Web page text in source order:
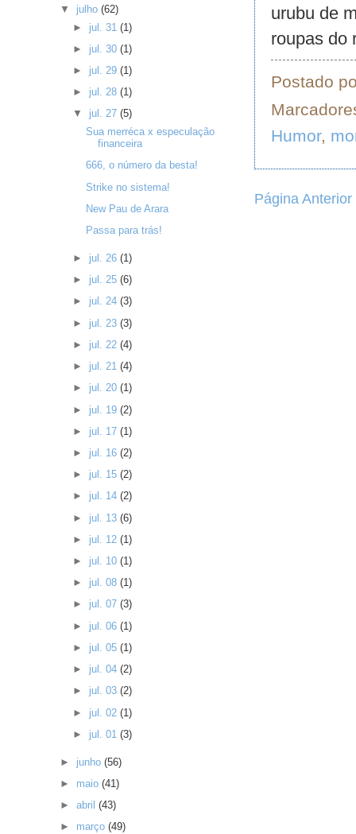
urubu de
roupas do
Postado
Humor,
Página Anterior
▼ julho(62)
► jul. 31 (1)
► jul. 30 (1)
► jul. 29 (1)
► jul. 28 (1)
▼ jul. 27 (5)
Sua merréca x especulação
financeira
666, o número da besta!
Strike no sistema!
New Pau de Arara
Passa para trás!
► jul. 26 (1)
► jul. 25 (6)
► jul. 24 (3)
► jul. 23 (3)
► jul. 22 (4)
► jul. 21 (4)
► jul. 20 (1)
► jul. 19 (2)
► jul. 17 (1)
► jul. 16 (2)
► jul. 15 (2)
► jul. 14 (2)
► jul. 13 (6)
► jul. 12 (1)
► jul. 10 (1)
► jul. 08 (1)
► jul. 07 (3)
► jul. 06 (1)
► jul. 05 (1)
► jul. 04 (2)
► jul. 03 (2)
► jul. 02 (1)
► jul. 01 (3)
► junho(56)
► maio(41)
►abril(43)
► março(49)